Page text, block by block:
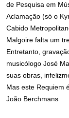
de Pesquisa em
Aclamação (só o
Cabido
Malgoire falta um
Entretanto,
musicólogo José
suas obras,
Mas este Requiem
João Berchmans